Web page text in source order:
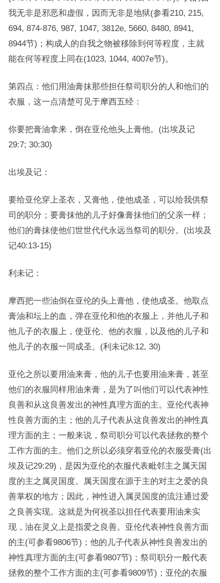
我无非是邪恶和虚假，因而无非是地狱(参看210, 215,
694, 874-876, 987, 1047, 3812e, 5660, 8480, 8941,
8944节)；构成人的自我之物被移除到何等程度，主就
能在何等程度上同在(1023, 1044, 4007e节)。
第四点：他们用油膏抹那些担任祭司职分的人和他们的
衣服，这一点清楚可见于摩西五经：
你要把膏油拿来，倒在亚伦他头上膏他。(出埃及记
29:7; 30:30)
出埃及记：
要给亚伦穿上圣衣，又膏他，使他成圣，可以给我供祭
司的职分；要膏抹他的儿子好像膏抹他们的父亲一样；
他们的膏抹使他们世世代代永远当祭司的职分。(出埃及
记40:13-15)
利未记：
摩西把一些油倒在亚伦的头上膏他，使他成圣。他取点
膏油和坛上的血，弹在亚伦和他的衣服上，并他儿子和
他儿子的衣服上，使亚伦、他的衣服，以及他的儿子和
他儿子的衣服一同成圣。(利未记8:12, 30)
亚伦之所以要用油来膏，他的儿子也要用油来膏，甚至
他们的衣服同样用油来膏，是为了叫他们可以代表神性
良善和从这良善发出的神性真理方面的主。亚伦代表神
性良善方面的主；他的儿子代表从这良善发出的神性真
理方面的主；一般来说，祭司职分可以代表拯救的整个
工作方面的主。他们之所以必须穿着亚伦的衣服受膏(出
埃及记29:29)，是因为亚伦的衣服代表毗邻主之属天国
度的主之属灵国度。属天国度在源于主的对主之爱的良
善掌权的地方；因此，神性进入属灵国度的流注通过爱
之良善实现。这就是为何祝圣以担任代表要用油来实
现，油在灵义上是指爱之良善。亚伦代表神性良善方面
的主(可参看9806节)；他的儿子代表从神性良善发出的
神性真理方面的主(可参看9807节)；祭司职分一般代表
拯救的整个工作方面的主(可参看9809节)；亚伦的衣服